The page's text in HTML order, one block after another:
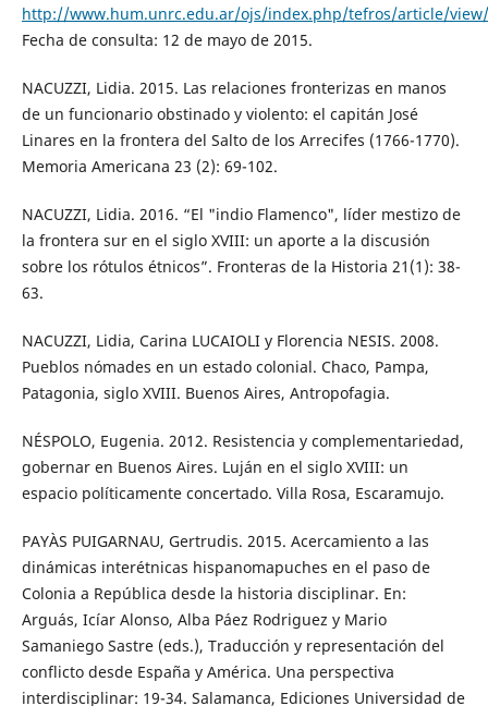
http://www.hum.unrc.edu.ar/ojs/index.php/tefros/article/
Fecha de consulta: 12 de mayo de 2015.
NACUZZI, Lidia. 2015. Las relaciones fronterizas en manos
de un funcionario obstinado y violento: el capitán José
Linares en la frontera del Salto de los Arrecifes (1766-1770).
Memoria Americana 23 (2): 69-102.
NACUZZI, Lidia. 2016. “El "indio Flamenco", líder mestizo de
la frontera sur en el siglo XVIII: un aporte a la discusión
sobre los rótulos étnicos”. Fronteras de la Historia 21(1): 38-
63.
NACUZZI, Lidia, Carina LUCAIOLI y Florencia NESIS. 2008.
Pueblos nómades en un estado colonial. Chaco, Pampa,
Patagonia, siglo XVIII. Buenos Aires, Antropofagia.
NÉSPOLO, Eugenia. 2012. Resistencia y complementariedad,
gobernar en Buenos Aires. Luján en el siglo XVIII: un
espacio políticamente concertado. Villa Rosa, Escaramujo.
PAYÀS PUIGARNAU, Gertrudis. 2015. Acercamiento a las
dinámicas interétnicas hispanomapuches en el paso de
Colonia a República desde la historia disciplinar. En:
Arguás, Icíar Alonso, Alba Páez Rodriguez y Mario
Samaniego Sastre (eds.), Traducción y representación del
conflicto desde España y América. Una perspectiva
interdisciplinar: 19-34. Salamanca, Ediciones Universidad de